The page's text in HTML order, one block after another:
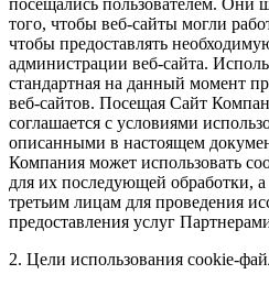
того, чтобы веб-сайты могли
чтобы предоставлять
администрации веб-сайта.
стандартная на данный момент
веб-сайтов. Посещая Сайт
соглашается с условиями
описанными в настоящем
Компания может использовать
для их последующей обработки,
третьим лицам для проведения
предоставления услуг
2. Цели использования cookie-